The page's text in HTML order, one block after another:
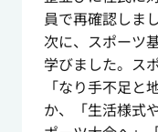
員で再確認しまし
次に、スポーツ
学びました。ス
「なり手不足と
か、「生活様式